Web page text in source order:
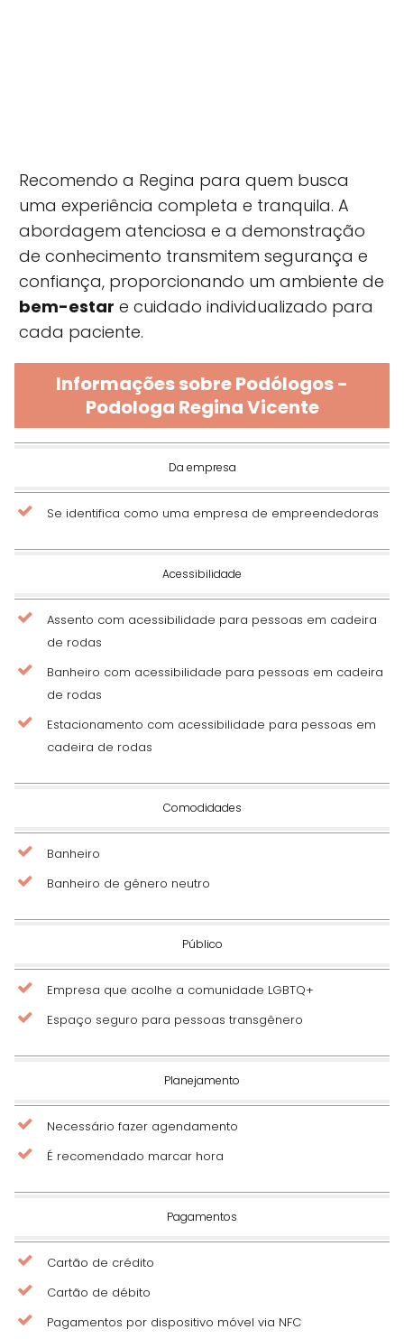
Recomendo a Regina para quem busca
uma experiência completa e tranquila. A
abordagem atenciosa e a demonstração
de conhecimento transmitem segurança e
confiança, proporcionando um ambiente de
bem-estar e cuidado individualizado para
cada paciente.
Informações sobre Podólogos -
Podologa Regina Vicente
Da empresa
Se identifica como uma empresa de empreendedoras
Acessibilidade
Assento com acessibilidade para pessoas em cadeira
de rodas
Banheiro com acessibilidade para pessoas em cadeira
de rodas
Estacionamento com acessibilidade para pessoas em
cadeira de rodas
Comodidades
Banheiro
Banheiro de gênero neutro
Público
Empresa que acolhe a comunidade LGBTQ+
Espaço seguro para pessoas transgênero
Planejamento
Necessário fazer agendamento
É recomendado marcar hora
Pagamentos
Cartão de crédito
Cartão de débito
Pagamentos por dispositivo móvel via NFC